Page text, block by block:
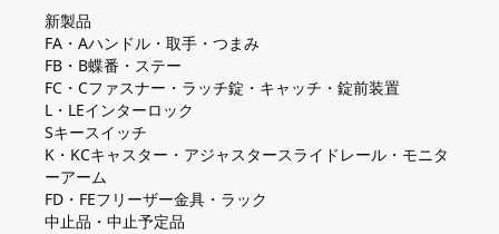
新製品
FA・Aハンドル・取手・つまみ
FB・B蝶番・ステー
FC・Cファスナー・ラッチ錠・キャッチ・錠前装置
L・LEインターロック
Sキースイッチ
K・KCキャスター・アジャスタースライドレール・モニタ
ーアーム
FD・FEフリーザー金具・ラック
中止品・中止予定品